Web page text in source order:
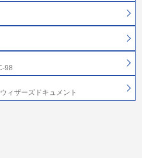
98
ィザーズドキュメント